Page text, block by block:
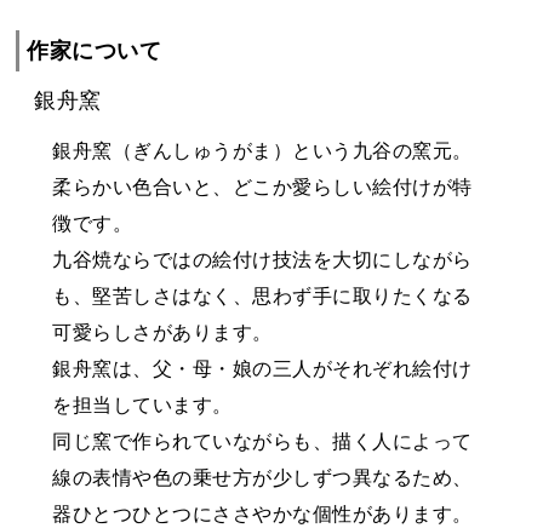
作家について
銀舟窯
銀舟窯（ぎんしゅうがま）という九谷の窯元。
柔らかい色合いと、どこか愛らしい絵付けが特
徴です。
九谷焼ならではの絵付け技法を大切にしながら
も、堅苦しさはなく、思わず手に取りたくなる
可愛らしさがあります。
銀舟窯は、父・母・娘の三人がそれぞれ絵付け
を担当しています。
同じ窯で作られていながらも、描く人によって
線の表情や色の乗せ方が少しずつ異なるため、
器ひとつひとつにささやかな個性があります。